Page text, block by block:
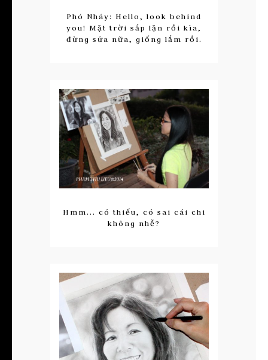
Phó Nháy: Hello, look behind
you! Mặt trời sắp lặn rồi kìa,
đừng sửa nữa, giống lắm rồi.
Hmm... có thiếu, có sai cái chi
không nhễ?